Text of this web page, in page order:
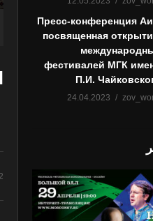
بین المللی اینترنتی “مسکو چهار
Пресс-конференция
посвященная
фестивалей МГК
П.И.
24.04.2023